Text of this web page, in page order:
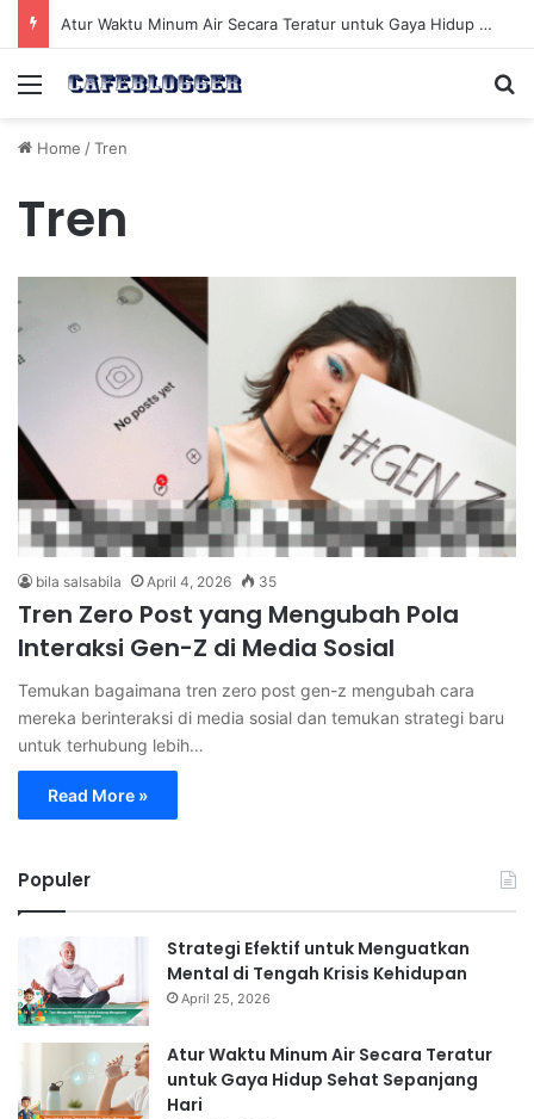
Atur Waktu Minum Air Secara Teratur untuk Gaya Hidup Sehat Sepanjang Hari
Menu
Home /Tren
Tren
bila salsabila April 4, 2026 35
Tren Zero Post yang Mengubah Pola
Interaksi Gen-Z di Media Sosial
Temukan bagaimana tren zero post gen-z mengubah cara
mereka berinteraksi di media sosial dan temukan strategi baru
untuk terhubung lebih…
Read More »
Populer
Strategi Efektif untuk Menguatkan
Mental di Tengah Krisis Kehidupan
April 25, 2026
Atur Waktu Minum Air Secara Teratur
untuk Gaya Hidup Sehat Sepanjang
Hari